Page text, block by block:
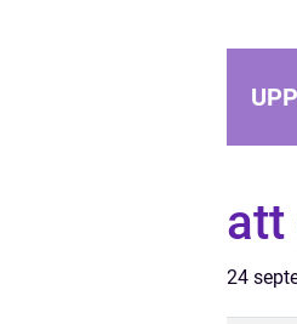
att
24